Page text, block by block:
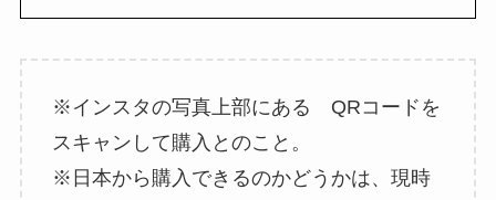
※インスタの写真上部にある QRコードを
スキャンして購入とのこと。
※日本から購入できるのかどうかは、現時